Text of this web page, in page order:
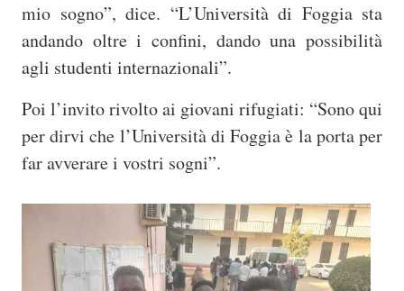
mio sogno”, dice. “L’Università di Foggia sta
andando oltre i confini, dando una possibilità
agli studenti internazionali”.
Poi l’invito rivolto ai giovani rifugiati: “Sono qui
per dirvi che l’Università di Foggia è la porta per
far avverare i vostri sogni”.